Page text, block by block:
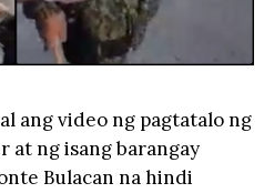
ang video ng pagtatalo ng
at ng isang barangay
Bulacan na hindi